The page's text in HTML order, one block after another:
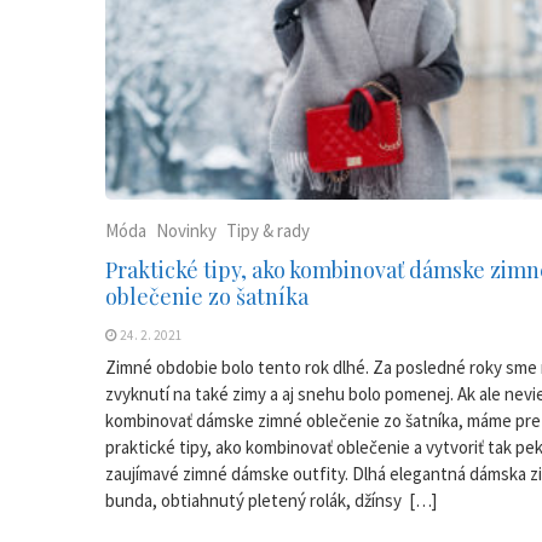
Móda Novinky Tipy & rady
Praktické tipy, ako kombinovať dámske
oblečenie zo šatníka
24. 2. 2021
Zimné obdobie bolo tento rok dlhé. Za posledné roky sme
zvyknutí na také zimy a aj snehu bolo pomenej. Ak ale
kombinovať dámske zimné oblečenie zo šatníka, máme
praktické tipy, ako kombinovať oblečenie a vytvoriť tak
zaujímavé zimné dámske outfity. Dlhá elegantná dámska
bunda, obtiahnutý pletený rolák, džínsy […]